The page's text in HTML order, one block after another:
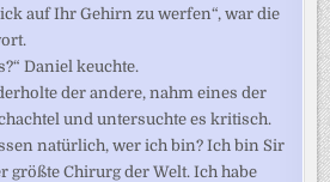
auf Ihr Gehirn zu werfen“, war die
Daniel keuchte.
der andere, nahm eines der
und untersuchte es kritisch.
natürlich, wer ich bin? Ich bin Sir
größte Chirurg der Welt. Ich habe